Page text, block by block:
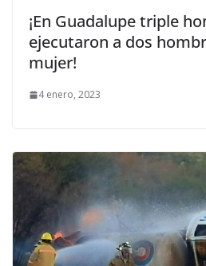
¡En Guadalupe triple
ejecutaron a dos
mujer!
4 enero, 2023